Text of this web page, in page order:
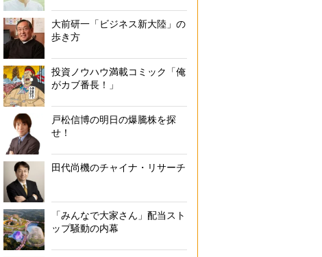
大前研一「ビジネス新大陸」の
歩き方
投資ノウハウ満載コミック「俺
がカブ番長！」
戸松信博の明日の爆騰株を探
せ！
田代尚機のチャイナ・リサーチ
「みんなで大家さん」配当スト
ップ騒動の内幕